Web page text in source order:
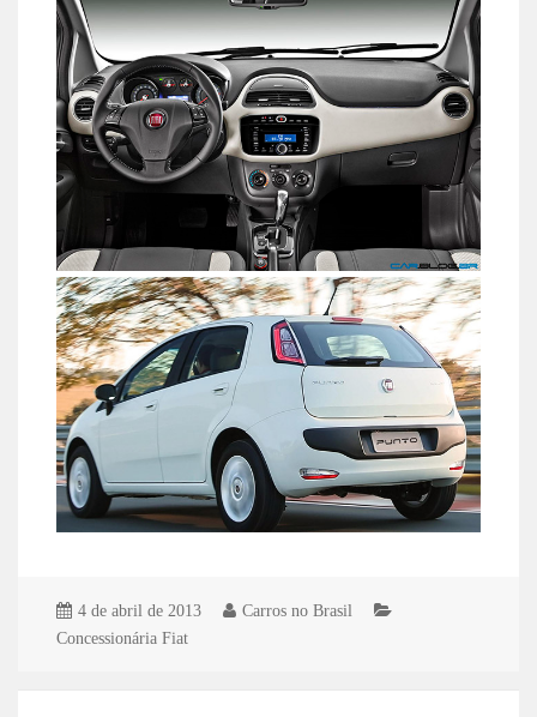
4 de abril de 2013
Carros no Brasil
Concessionária Fiat